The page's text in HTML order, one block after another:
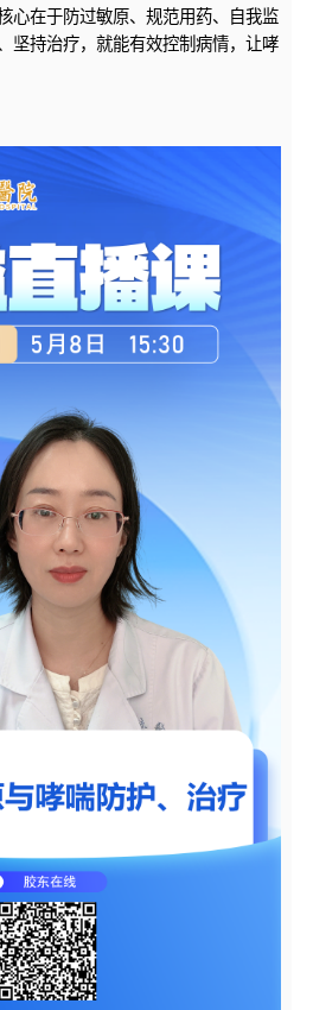
在于防过敏原、规范用药、自我监
坚持治疗，就能有效控制病情，让哮